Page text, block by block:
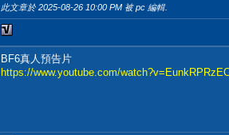
此文章於 2025-08-26 10:00 PM 被 pc 編輯.
BF6真人預告片
https://www.youtube.com/